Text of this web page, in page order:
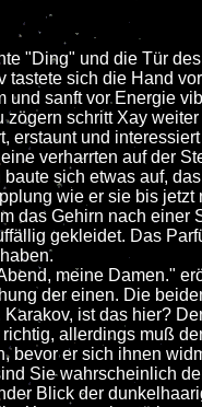
"Ding" und die Tür
tastete sich die Hand
und sanft vor Energie
zögern schritt Xay
erstaunt und
verharrten auf der
baute sich etwas auf,
wie er sie bis jetzt
das Gehirn nach einer
gekleidet. Das
meine Damen."
der einen. Die
Karakov, ist das hier?
allerdings muß
bevor er sich ihnen
Sie wahrscheinlich
Blick der